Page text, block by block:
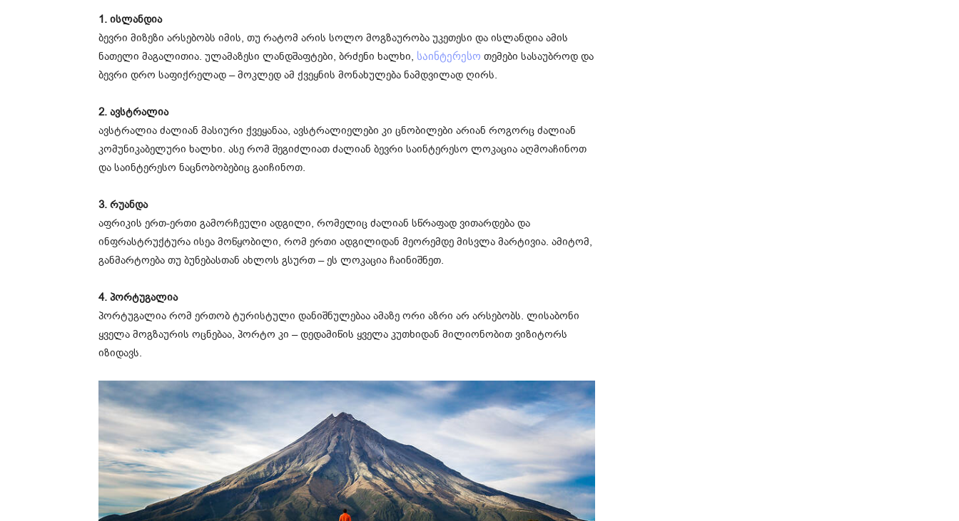
1. ისლანდია
ბევრი მიზეზი არსებობს იმის, თუ რატომ არის სოლო მოგზაურობა უკეთესი და ისლანდია ამის
ნათელი მაგალითია. ულამაზესი ლანდშაფტები, ბრძენი ხალხი, საინტერესო თემები სასაუბროდ და
ბევრი დრო საფიქრელად – მოკლედ ამ ქვეყნის მონახულება ნამდვილად ღირს.
2. ავსტრალია
ავსტრალია ძალიან მასიური ქვეყანაა, ავსტრალიელები კი ცნობილები არიან როგორც ძალიან
კომუნიკაბელური ხალხი. ასე რომ შეგიძლიათ ძალიან ბევრი საინტერესო ლოკაცია აღმოაჩინოთ
და საინტერესო ნაცნობობებიც გაიჩინოთ.
3. რუანდა
აფრიკის ერთ-ერთი გამორჩეული ადგილი, რომელიც ძალიან სწრაფად ვითარდება და
ინფრასტრუქტურა ისეა მოწყობილი, რომ ერთი ადგილიდან მეორემდე მისვლა მარტივია. ამიტომ,
განმარტოება თუ ბუნებასთან ახლოს გსურთ – ეს ლოკაცია ჩაინიშნეთ.
4. პორტუგალია
პორტუგალია რომ ერთობ ტურისტული დანიშნულებაა ამაზე ორი აზრი არ არსებობს. ლისაბონი
ყველა მოგზაურის ოცნებაა, პორტო კი – დედამიწის ყველა კუთხიდან მილიონობით ვიზიტორს
იზიდავს.